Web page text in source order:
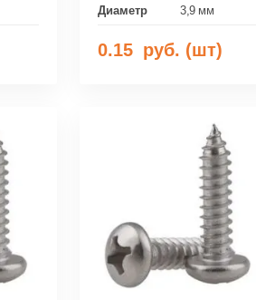
Диаметр 3,9 мм
0.15 руб. (шт)